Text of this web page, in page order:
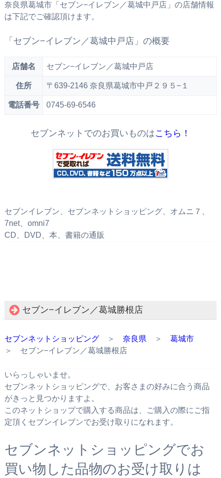
奈良県葛城市「セブン−イレブン／葛城中戸店」の店舗情報
は下記でご確認頂けます。
「セブン−イレブン／葛城中戸店」の概要
店舗名 セブン−イレブン／葛城中戸店
住所 〒639-2146 奈良県葛城市中戸２９５−１
電話番号 0745-69-6546
セブンネットでのお買いものはこちら！
セブンイレブン、セブンネットショッピング、オムニ７、
7net、omni7
CD、DVD、本、書籍の通販
セブン−イレブン／葛城勝根店
セブンネットショッピング＞ 奈良県＞ 葛城市
＞ セブン−イレブン／葛城勝根店
いらっしゃいませ。
セブンネットショッピングで、お客さまの好みに合う商品
がきっと見つかりますよ。
このネットショップで購入する商品は、ご購入の際にご指
定頂くセブンイレブンでお受け取りになれます。
セブンネットショッピングでお
買い物した品物のお受け取りは